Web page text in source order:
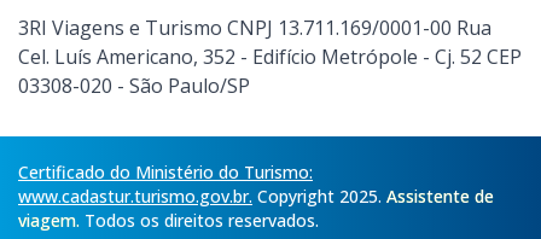
3RI Viagens e Turismo CNPJ 13.711.169/0001-00 Rua
Cel. Luís Americano, 352 - Edifício Metrópole - Cj. 52 CEP
03308-020 - São Paulo/SP
Certificado do Ministério do Turismo:
www.cadastur.turismo.gov.br. Copyright 2025. Assistente de
viagem. Todos os direitos reservados.